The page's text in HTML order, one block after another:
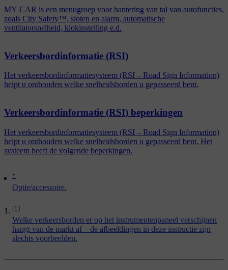
*
Optie/accessoire.
[1]
Welke verkeersborden er op het instrumentenpaneel verschijnen
hangt van de markt af – de afbeeldingen in deze instructie zijn
slechts voorbeelden.
MY CAR is een menugroep voor hantering van tal van autofuncties,
zoals City Safety™, sloten en alarm, automatische
ventilatorsnelheid, klokinstelling e.d.
Verkeersbordinformatie (RSI)
Het verkeersbordinformatiesysteem (RSI – Road Sign Information)
helpt u onthouden welke snelheidsborden u gepasseerd bent.
Verkeersbordinformatie (RSI) beperkingen
Het verkeersbordinformatiesysteem (RSI – Road Sign Information)
helpt u onthouden welke snelheidsborden u gepasseerd bent. Het
systeem heeft de volgende beperkingen.